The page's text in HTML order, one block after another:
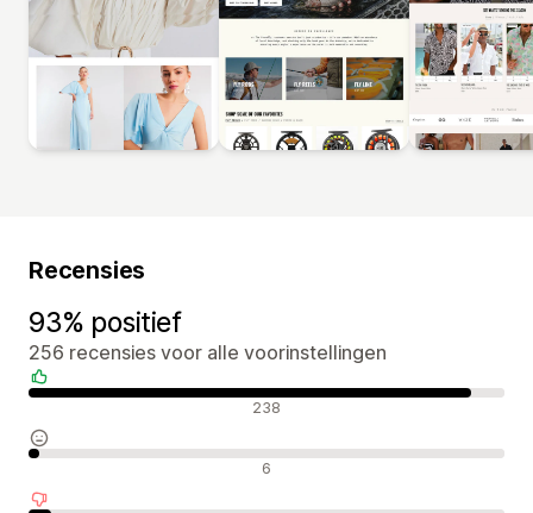
Recensies
93% positief
256 recensies voor alle voorinstellingen
Positieve recensies 238
Neutrale recensies 6